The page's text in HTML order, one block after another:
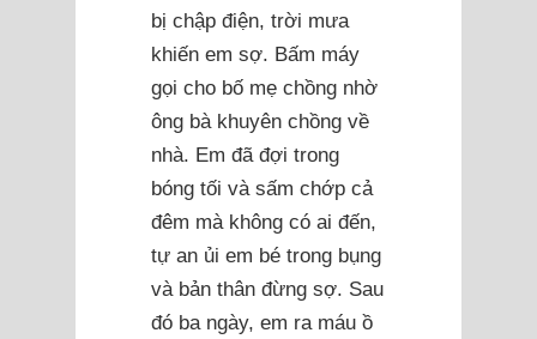
bị chập điện, trời mưa
khiến em sợ. Bấm máy
gọi cho bố mẹ chồng nhờ
ông bà khuyên chồng về
nhà. Em đã đợi trong
bóng tối và sấm chớp cả
đêm mà không có ai đến,
tự an ủi em bé trong bụng
và bản thân đừng sợ. Sau
đó ba ngày, em ra máu ồ